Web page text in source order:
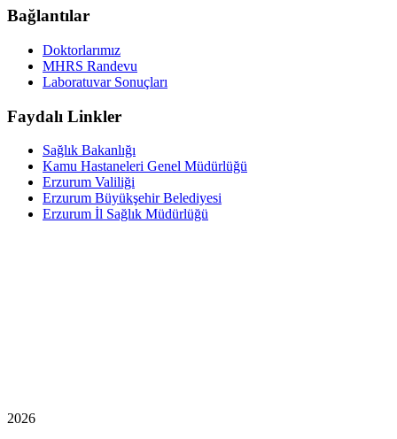
Bağlantılar
Doktorlarımız
MHRS Randevu
Laboratuvar Sonuçları
Faydalı Linkler
Sağlık Bakanlığı
Kamu Hastaneleri Genel Müdürlüğü
Erzurum Valiliği
Erzurum Büyükşehir Belediyesi
Erzurum İl Sağlık Müdürlüğü
2026